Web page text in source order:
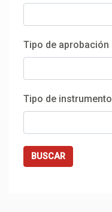
Tipo de aprobación
Tipo de instrumento
BUSCAR